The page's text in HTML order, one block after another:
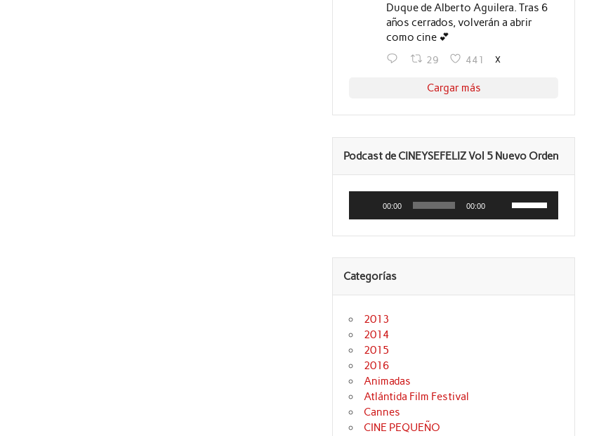
Duque de Alberto Aguilera. Tras 6
años cerrados, volverán a abrir
como cine 💕
29 441 X
Cargar más
Podcast de CINEYSEFELIZ Vol 5 Nuevo Orden
Reproductor
audio
00:00 00:00
las
teclas
flecha
para
Categorías
2013
2014
2015
2016
Animadas
Atlántida Film Festival
Cannes
CINE PEQUEÑO